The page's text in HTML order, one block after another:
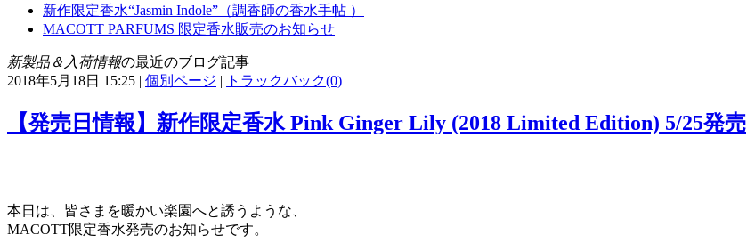
新作限定香水“Jasmin Indole”（調香師の香水手帖 ）
MACOTT PARFUMS 限定香水販売のお知らせ
新製品＆入荷情報の最近のブログ記事
2018年5月18日 15:25 | 個別ページ | トラックバック(0)
【発売日情報】新作限定香水 Pink Ginger Lily (2018 Limited Edition) 5/25発売
本日は、皆さまを暖かい楽園へと誘うような、
MACOTT限定香水発売のお知らせです。